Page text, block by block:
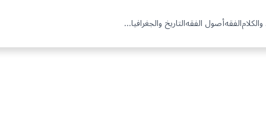
الفقهأصول الفقهالتاريخ والجغرافيا...